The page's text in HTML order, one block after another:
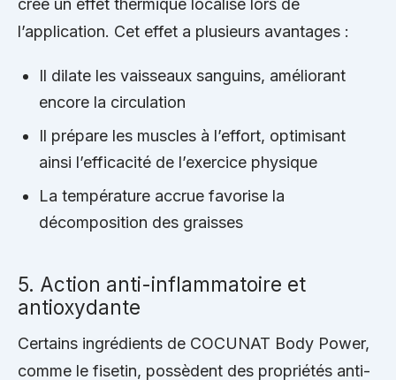
crée un effet thermique localisé lors de
l’application. Cet effet a plusieurs avantages :
Il dilate les vaisseaux sanguins, améliorant
encore la circulation
Il prépare les muscles à l’effort, optimisant
ainsi l’efficacité de l’exercice physique
La température accrue favorise la
décomposition des graisses
5. Action anti-inflammatoire et
antioxydante
Certains ingrédients de COCUNAT Body Power,
comme le fisetin, possèdent des propriétés anti-